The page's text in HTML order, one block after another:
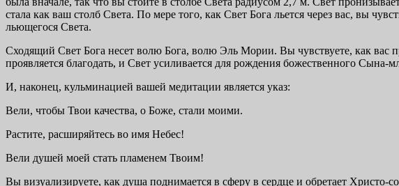
стала как ваш столб Света. По мере того, как Свет Бога льется через вас, вы
льющегося Света.
Сходящий Свет Бога несет волю Бога, волю Эль Мории. Вы чувствуете, как
проявляется благодать, и Свет усиливается для рождения божественного Сына-
И, наконец, кульминацией вашей медитации является указ:
Вели, чтобы Твои качества, о Боже, стали моими.
Растите, расширяйтесь во имя Небес!
Вели душей моей стать пламенем Твоим!
Вы визуализируете, как душа поднимается в сферу в сердце и обретает Христо-